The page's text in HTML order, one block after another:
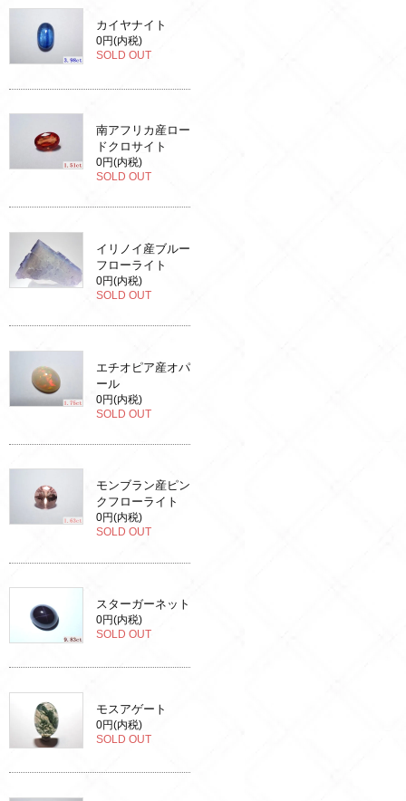
カイヤナイト
0円(内税)
SOLD OUT
南アフリカ産ロー
ドクロサイト
0円(内税)
SOLD OUT
イリノイ産ブルー
フローライト
0円(内税)
SOLD OUT
エチオピア産オパ
ール
0円(内税)
SOLD OUT
モンブラン産ピン
クフローライト
0円(内税)
SOLD OUT
スターガーネット
0円(内税)
SOLD OUT
モスアゲート
0円(内税)
SOLD OUT